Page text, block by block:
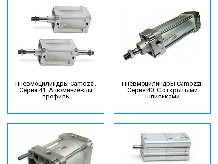
Пневмоцилиндры Camozzi.
Серия 41. Алюминиевый
профиль
Пневмоцилиндры Camozzi.
Серия 40. С открытыми
шпильками